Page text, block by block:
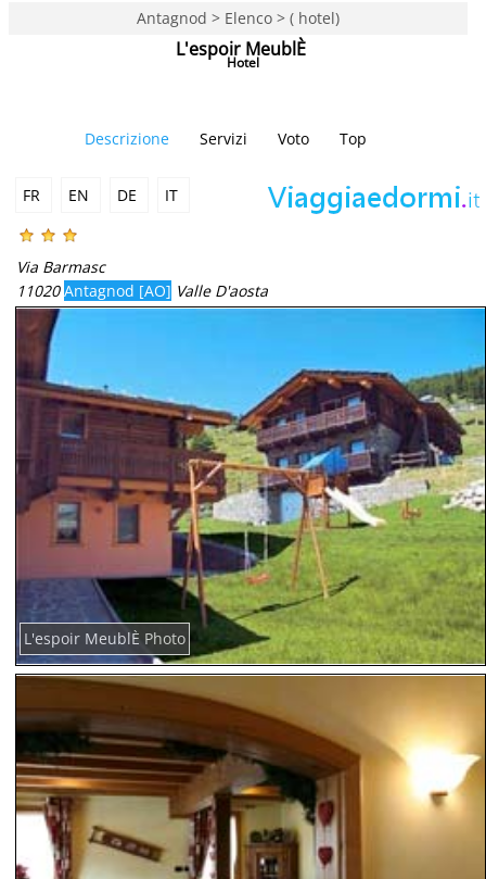
Antagnod > Elenco > ( hotel)
L'espoir MeublÈ
Hotel
Descrizione Servizi Voto Top
FR EN DE IT
Via Barmasc
11020Antagnod [AO] Valle D'aosta
L'espoir MeublÈ Photo